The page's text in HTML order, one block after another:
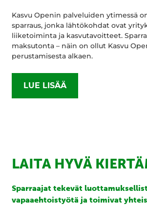
Kasvu Openin palveluiden ytimessä
sparraus, jonka lähtökohdat ovat
liiketoiminta ja kasvutavoitteet.
maksutonta – näin on ollut Kasvu
perustamisesta alkaen.
LUE LISÄÄ
LAITA HYVÄ
Sparraajat tekevät
vapaaehtoistyötä ja toimivat